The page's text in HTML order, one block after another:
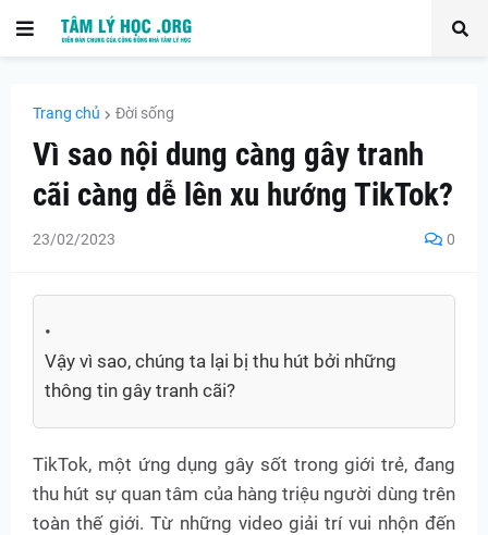
Trang chủ Đời sống
Vì sao nội dung càng gây tranh
cãi càng dễ lên xu hướng TikTok?
23/02/2023 0
Vậy vì sao, chúng ta lại bị thu hút bởi những
thông tin gây tranh cãi?
TikTok, một ứng dụng gây sốt trong giới trẻ, đang
thu hút sự quan tâm của hàng triệu người dùng trên
toàn thế giới. Từ những video giải trí vui nhộn đến